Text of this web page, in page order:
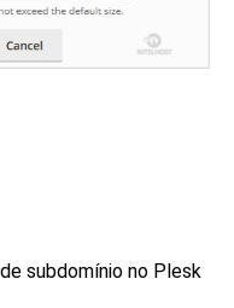
subdomínio no Plesk